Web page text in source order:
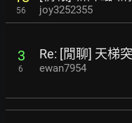
56 joy3252355
3
6
Re: [閒聊] 天梯
ewan7954